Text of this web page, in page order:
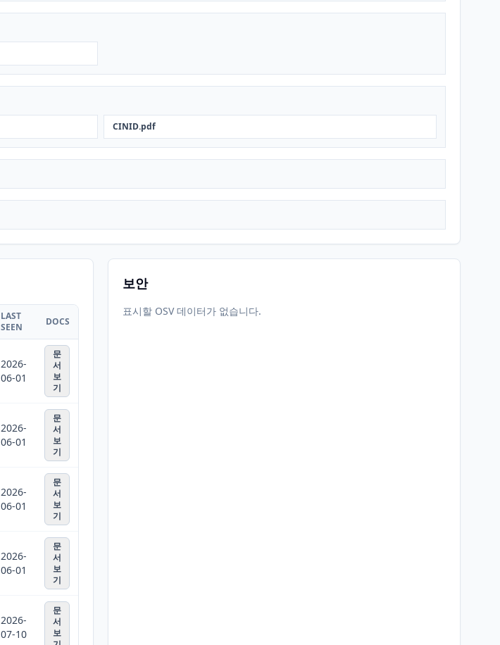
CINID.pdf
LAST
SEEN
DOCS
2026-
06-01
문
서
보
기
2026-
06-01
문
서
보
기
2026-
06-01
문
서
보
기
2026-
06-01
문
서
보
기
2026-
07-10
문
서
보
보안
표시할 OSV 데이터가 없습니다.